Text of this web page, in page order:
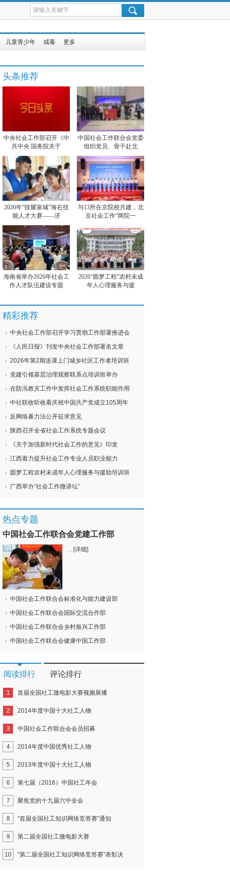
儿童青少年 戒毒 更多
头条推荐
中央社会工作部召开《中
共中央 国务院关于
中国社会工作联合会党委
组织党员、骨干赴北
2026年“技耀泉城”海右技
能人才大赛——济
与13所在京院校共建，北
京社会工作“两院一
海南省举办2026年社会工
作人才队伍建设专题
2026“圆梦工程”农村未成
年人心理服务与援
精彩推荐
中央社会工作部召开学习贯彻工作部署推进会
《人民日报》刊发中央社会工作部署名文章
2026年第2期送课上门城乡社区工作者培训班
党建引领基层治理观察联系点培训班举办
在防汛救灾工作中发挥社会工作系统职能作用
中社联收听收看庆祝中国共产党成立105周年
反网络暴力法公开征求意见
陕西召开全省社会工作系统专题会议
《关于加强新时代社会工作的意见》印发
江西着力提升社会工作专业人员职业能力
圆梦工程农村未成年人心理服务与援助培训班
广西举办“社会工作微讲坛”
热点专题
中国社会工作联合会党建工作部
... [详细]
中国社会工作联合会标准化与能力建设部
中国社会工作联合会国际交流合作部
中国社会工作联合会乡村振兴工作部
中国社会工作联合会健康中国工作部
阅读排行 评论排行
1 首届全国社工微电影大赛视频展播
2 2014年度中国十大社工人物
3 中国社会工作联合会会员招募
4 2014年度中国优秀社工人物
5 2013年度中国十大社工人物
6 第七届（2016）中国社工年会
7 聚焦党的十九届六中全会
8 “首届全国社工知识网络竞答赛”通知
9 第二届全国社工微电影大赛
10 “第二届全国社工知识网络竞答赛”表彰决